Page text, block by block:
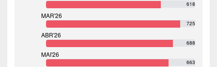
618
725
688
663